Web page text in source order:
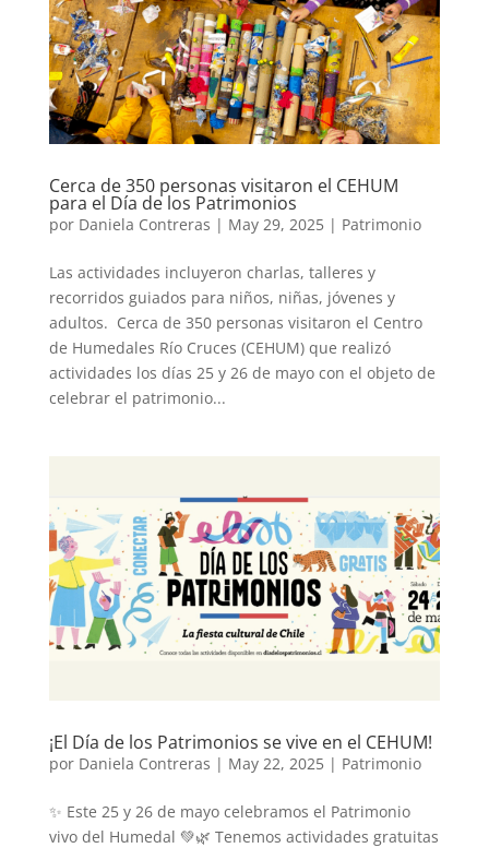
Cerca de 350 personas visitaron el CEHUM
para el Día de los Patrimonios
por Daniela Contreras | May 29, 2025| Patrimonio
Las actividades incluyeron charlas, talleres y
recorridos guiados para niños, niñas, jóvenes y
adultos. Cerca de 350 personas visitaron el Centro
de Humedales Río Cruces (CEHUM) que realizó
actividades los días 25 y 26 de mayo con el objeto de
celebrar el patrimonio...
¡El Día de los Patrimonios se vive en el CEHUM!
por Daniela Contreras | May 22, 2025| Patrimonio
✨ Este 25 y 26 de mayo celebramos el Patrimonio
vivo del Humedal 💚🌿 Tenemos actividades gratuitas